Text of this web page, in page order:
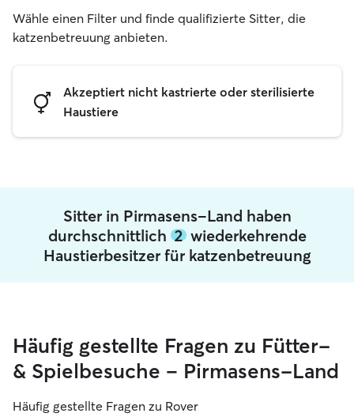
Wähle einen Filter und finde qualifizierte Sitter, die
katzenbetreuung anbieten.
Akzeptiert nicht kastrierte oder sterilisierte
Haustiere
Sitter in Pirmasens-Land haben
durchschnittlich 2wiederkehrende
Haustierbesitzer für katzenbetreuung
Häufig gestellte Fragen zu Fütter-
& Spielbesuche – Pirmasens-Land
Häufig gestellte Fragen zu Rover